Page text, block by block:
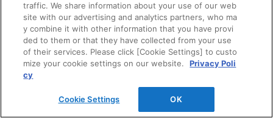
ユーザー登録サービス
WEB見積システム
収納プランニングソフト
traffic. We share information about your use of our web
site with our advertising and analytics partners, who ma
y combine it with other information that you have provi
ded to them or that they have collected from your use
of their services. Please click [Cookie Settings] to custo
mize your cookie settings on our website.
Privacy Poli
cy
Cookie Settings OK